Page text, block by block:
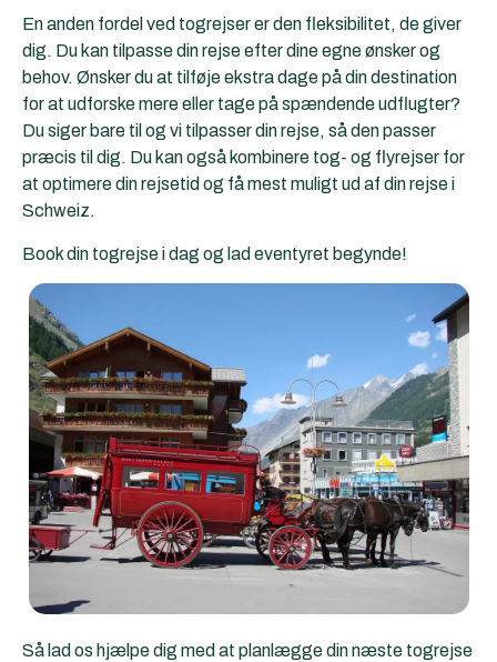
En anden fordel ved togrejser er den fleksibilitet, de giver
dig. Du kan tilpasse din rejse efter dine egne ønsker og
behov. Ønsker du at tilføje ekstra dage på din destination
for at udforske mere eller tage på spændende udflugter?
Du siger bare til og vi tilpasser din rejse, så den passer
præcis til dig. Du kan også kombinere tog- og flyrejser for
at optimere din rejsetid og få mest muligt ud af din rejse i
Schweiz.
Book din togrejse i dag og lad eventyret begynde!
Så lad os hjælpe dig med at planlægge din næste togrejse